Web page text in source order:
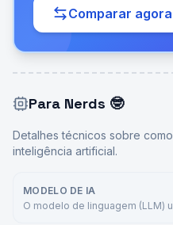
Comparar agora
Para Nerds 🤓
Detalhes técnicos sobre
inteligência artificial.
MODELO DE IA
O modelo de linguagem (LLM)